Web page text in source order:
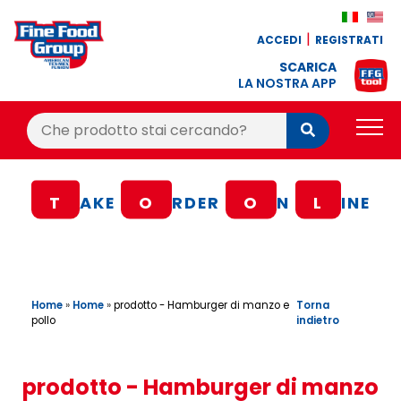
ACCEDI REGISTRATI
SCARICA
LA NOSTRA APP
Cerca:
Cerca
BLOG
OFFERTE
T AKE O RDER O N L INE
Home» Home»prodotto - Hamburger di manzo e
pollo
Torna
indietro
prodotto - Hamburger di manzo